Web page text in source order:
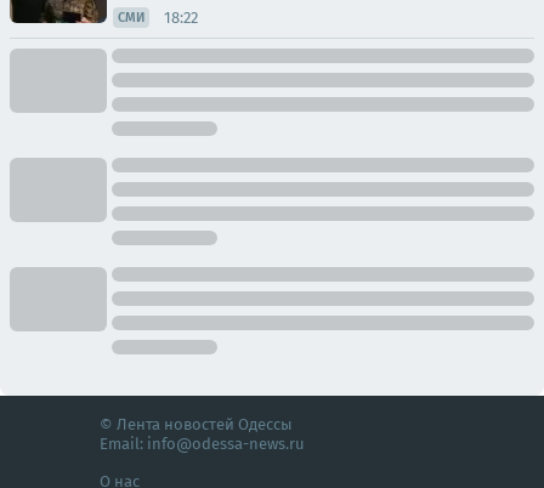
СМИ 18:22
© Лента новостей Одессы
Email: info@odessa-news.ru
О нас